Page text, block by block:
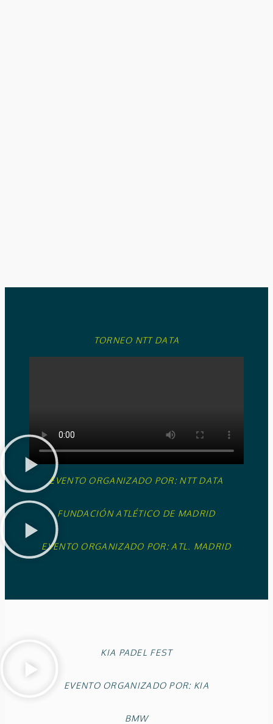
TORNEO NTT DATA
EVENTO ORGANIZADO POR: NTT DATA
FUNDACIÓN ATLÉTICO DE MADRID
EVENTO ORGANIZADO POR: ATL. MADRID
KIA PADEL FEST
EVENTO ORGANIZADO POR: KIA
BMW